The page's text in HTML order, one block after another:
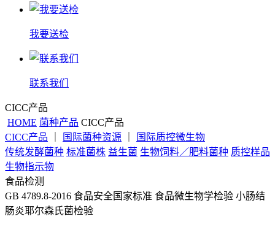
我要送检
联系我们
CICC产品
HOME 菌种产品 CICC产品
CICC产品
国际菌种资源
国际质控微生物
传统发酵菌种 标准菌株 益生菌 生物饲料／肥料菌种 质控样品
生物指示物
食品检测
GB 4789.8-2016 食品安全国家标准 食品微生物学检验 小肠结
肠炎耶尔森氏菌检验